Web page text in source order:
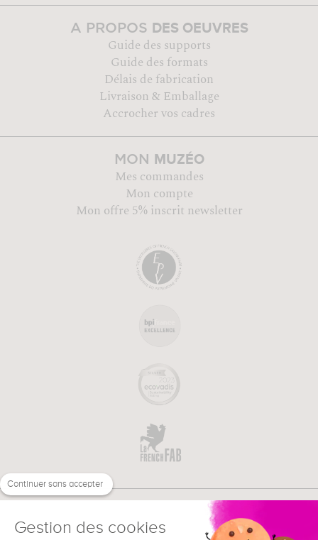
A PROPOS DES OEUVRES
Guide des supports
Guide des formats
Délais de fabrication
Livraison & Emballage
Accrocher vos cadres
MON MUZÉO
Mes commandes
Mon compte
Mon offre 5% inscrit newsletter
Continuer sans accepter
Gestion des cookies